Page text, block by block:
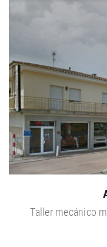
Taller mecánico